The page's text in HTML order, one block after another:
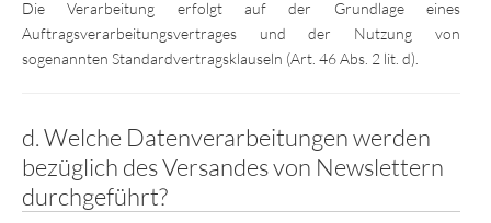
Die Verarbeitung erfolgt auf der Grundlage eines
Auftragsverarbeitungsvertrages und der Nutzung von
sogenannten Standardvertragsklauseln (Art. 46 Abs. 2 lit. d).
d. Welche Datenverarbeitungen werden
bezüglich des Versandes von Newslettern
durchgeführt?